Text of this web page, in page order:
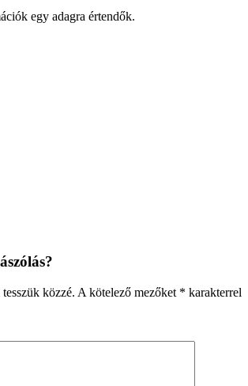
egy adagra értendők.
közzé. A kötelező mezőket * karakterrel